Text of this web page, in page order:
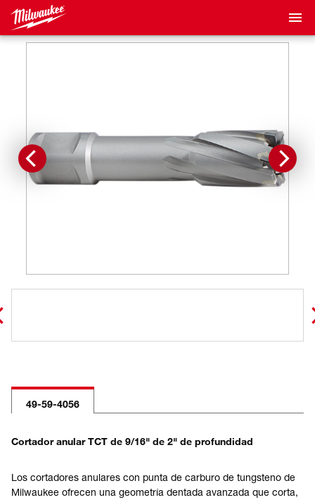
49-59-4056
Cortador anular TCT de 9/16" de 2" de profundidad
Los cortadores anulares con punta de carburo de tungsteno de
Milwaukee ofrecen una geometría dentada avanzada que corta,